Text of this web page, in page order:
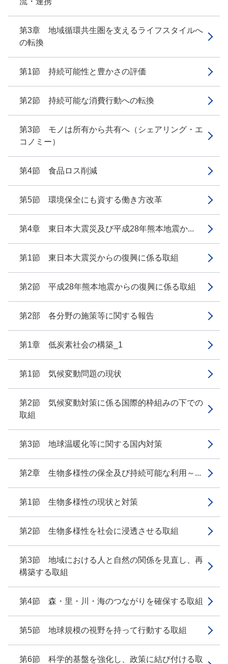
第3章 地域循環共生圏を支えるライフスタイルへ
の転換
第1節 持続可能性と豊かさの評価
第2節 持続可能な消費行動への転換
第3節 モノは所有から共有へ（シェアリング・エ
コノミー）
第4節 食品ロス削減
第5節 環境保全にも資する働き方改革
第4章 東日本大震災及び平成28年熊本地震か...
第1節 東日本大震災からの復興に係る取組
第2節 平成28年熊本地震からの復興に係る取組
第2部 各分野の施策等に関する報告
第1章 低炭素社会の構築_1
第1節 気候変動問題の現状
第2節 気候変動対策に係る国際的枠組みの下での
取組
第3節 地球温暖化等に関する国内対策
第2章 生物多様性の保全及び持続可能な利用～...
第1節 生物多様性の現状と対策
第2節 生物多様性を社会に浸透させる取組
第3節 地域における人と自然の関係を見直し、再
構築する取組
第4節 森・里・川・海のつながりを確保する取組
第5節 地球規模の視野を持って行動する取組
第6節 科学的基盤を強化し、政策に結び付ける取